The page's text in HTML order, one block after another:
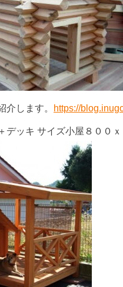
介します。 https://
デッキ サイズ小屋８００